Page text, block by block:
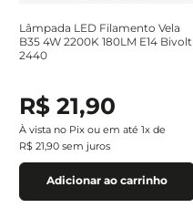
Lâmpada LED Filamento Vela
B35 4W 2200K 180LM E14 Bivolt
2440
R$ 21,90
À vista no Pix ou em até 1x de
R$ 21,90 sem juros
Adicionar ao carrinho